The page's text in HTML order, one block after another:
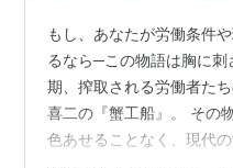
もし、あなたが労働条件
るなら─この物語は胸に
期、搾取される労働者た
喜二の『蟹工船』。 その
色あせることなく、現代